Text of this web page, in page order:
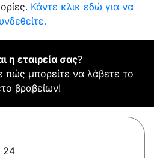
Κάντε κλικ εδώ για να
η εταιρεία σας?
πώς μπορείτε να λάβετε το
βραβείων!
24